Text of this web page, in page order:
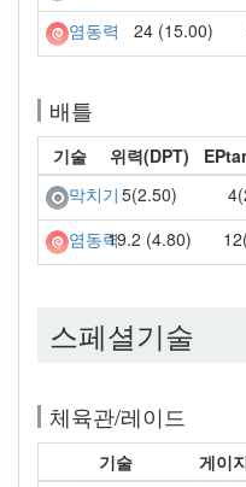
염동력
24 (15.00)
배틀
기술 위력(DPT)
막치기 5(2.50)
염동력19.2 (4.80)
스페셜기술
체육관/레이드
기술 게이